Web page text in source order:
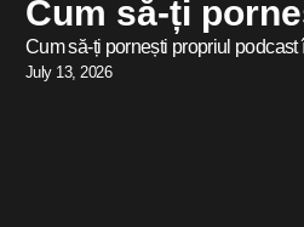
Cum să-ți
Cum să-ți pornești propriul
July 13, 2026